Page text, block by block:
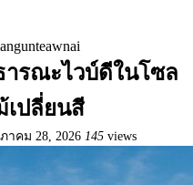
ารณะไวบ์ดีในโซล
เปลี่ยนสี
าคม 28, 2026 145 views